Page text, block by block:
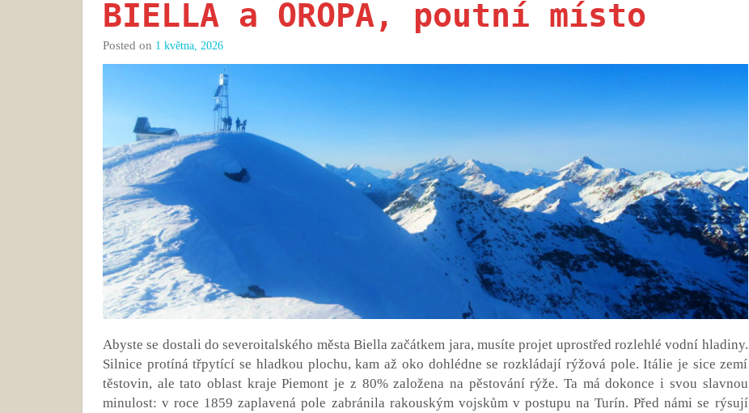
BIELLA a OROPA, poutní místo
Posted on 1 května, 2026
Abyste se dostali do severoitalského města Biella začátkem jara, musíte projet uprostřed rozlehlé vodní hladiny.
Silnice protíná třpytící se hladkou plochu, kam až oko dohlédne se rozkládají rýžová pole. Itálie je sice zemí
těstovin, ale tato oblast kraje Piemont je z 80% založena na pěstování rýže. Ta má dokonce i svou slavnou
minulost: v roce 1859 zaplavená pole zabránila rakouským vojskům v postupu na Turín. Před námi se rýsují